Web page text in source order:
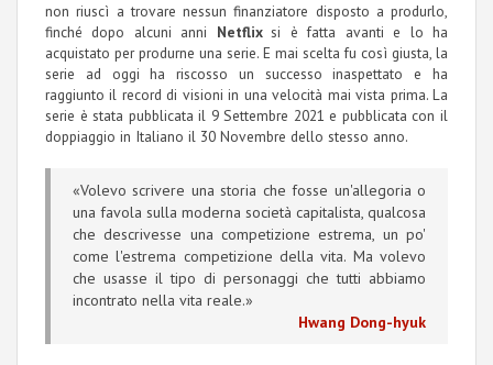
non riuscì a trovare nessun finanziatore disposto a produrlo,
finché dopo alcuni anni Netflixsi è fatta avanti e lo ha
acquistato per produrne una serie. E mai scelta fu così giusta, la
serie ad oggi ha riscosso un successo inaspettato e ha
raggiunto il record di visioni in una velocità mai vista prima. La
serie è stata pubblicata il 9 Settembre 2021 e pubblicata con il
doppiaggio in Italiano il 30 Novembre dello stesso anno.
«Volevo scrivere una storia che fosse un'allegoria o
una favola sulla moderna società capitalista, qualcosa
che descrivesse una competizione estrema, un po'
come l'estrema competizione della vita. Ma volevo
che usasse il tipo di personaggi che tutti abbiamo
incontrato nella vita reale.»
Hwang Dong-hyuk